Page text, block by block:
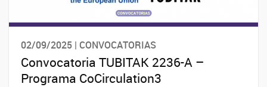
02/09/2025 | CONVOCATORIAS
Convocatoria TUBITAK 2236-A –
Programa CoCirculation3